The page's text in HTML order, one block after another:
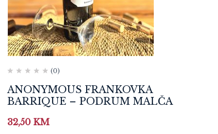
(0)
ANONYMOUS FRANKOVKA
BARRIQUE – PODRUM MALČA
32,50 KM